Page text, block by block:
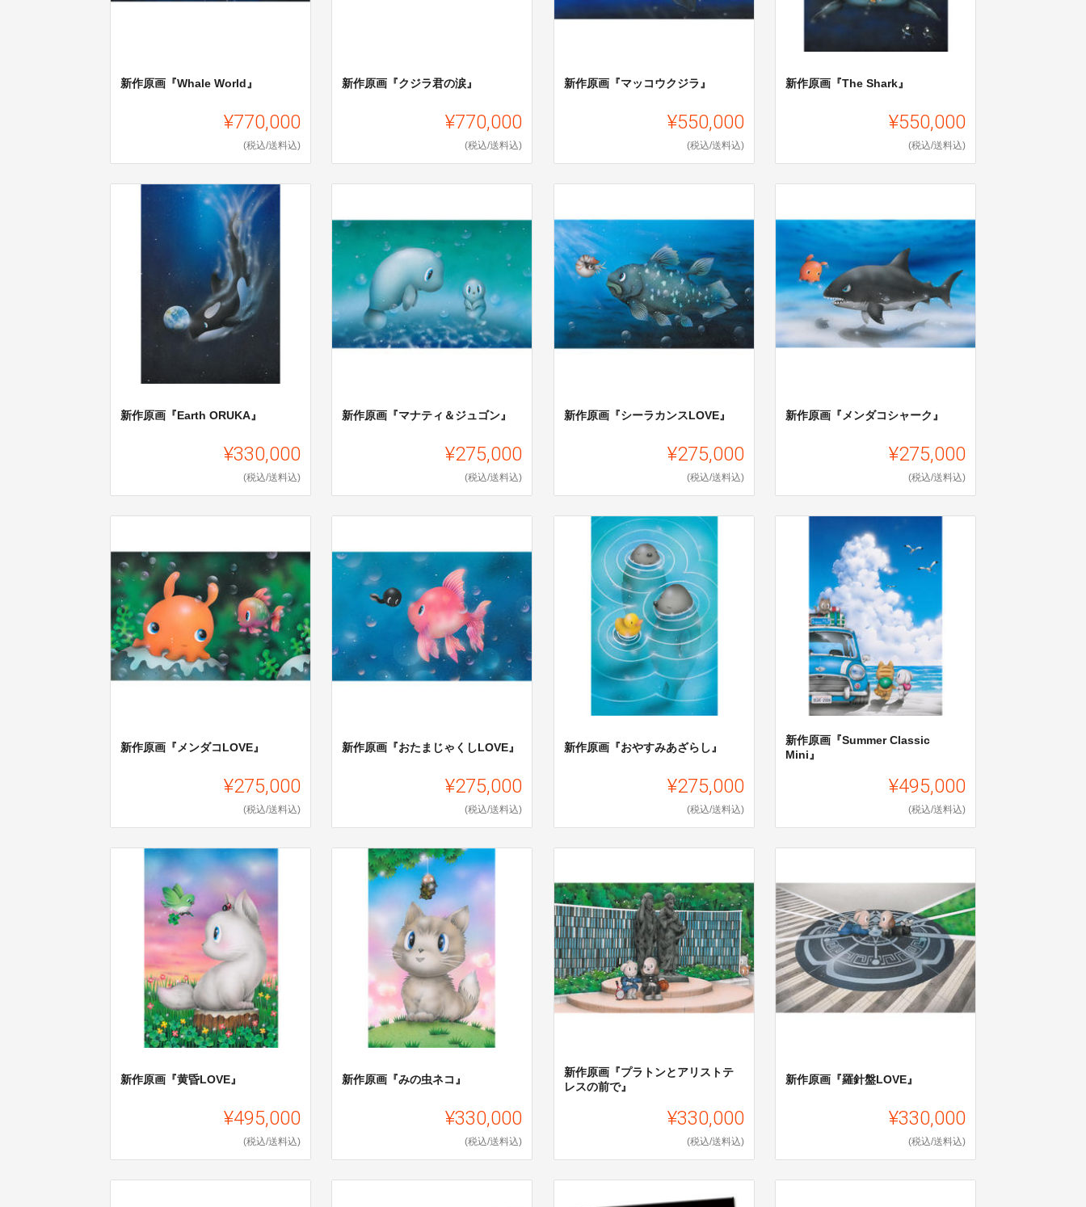
新作原画『Whale World』
¥770,000
(税込/送料込)
新作原画『クジラ君の涙』
¥770,000
(税込/送料込)
新作原画『マッコウクジラ』
¥550,000
(税込/送料込)
新作原画『The Shark』
¥550,000
(税込/送料込)
新作原画『Earth ORUKA』
¥330,000
(税込/送料込)
新作原画『マナティ＆ジュゴン』
¥275,000
(税込/送料込)
新作原画『シーラカンスLOVE』
¥275,000
(税込/送料込)
新作原画『メンダコシャーク』
¥275,000
(税込/送料込)
新作原画『メンダコLOVE』
¥275,000
(税込/送料込)
新作原画『おたまじゃくしLOVE』
¥275,000
(税込/送料込)
新作原画『おやすみあざらし』
¥275,000
(税込/送料込)
新作原画『Summer Classic
Mini』
¥495,000
(税込/送料込)
新作原画『黄昏LOVE』
¥495,000
(税込/送料込)
新作原画『みの虫ネコ』
¥330,000
(税込/送料込)
新作原画『プラトンとアリストテ
レスの前で』
¥330,000
(税込/送料込)
新作原画『羅針盤LOVE』
¥330,000
(税込/送料込)